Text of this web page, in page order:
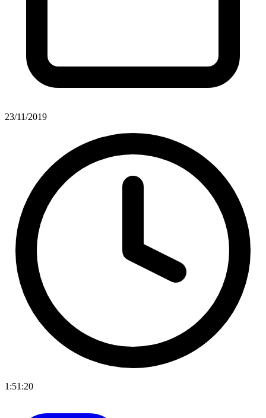
23/11/2019
1:51:20